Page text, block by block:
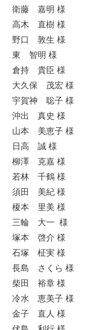
衛藤 嘉明 様
高木 直樹 様
野口 敦生 様
東 智明 様
倉持 貴臣 様
大久保 茂宏 様
宇賀神 聡子 様
沖出 真史 様
山本 美恵子 様
日高 誠 様
柳澤 克嘉 様
若林 千鶴 様
須田 美紀 様
榎本 里美 様
三輪 大一 様
塚本 啓介 様
石塚 柾実 様
長島 さくら 様
柴田 裕章 様
冷水 恵美子 様
金子 直人 様